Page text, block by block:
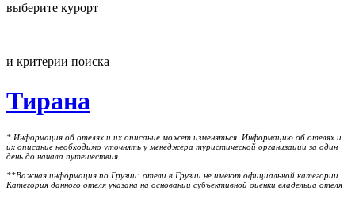
выберите курорт
и критерии поиска
Тирана
* Информация об отелях и их описание может изменяться. Информацию об отелях и
их описание необходимо уточнять у менеджера туристической организации за один
день до начала путешествия.
**Важная информация по Грузии: отели в Грузии не имеют официальной категории.
Категория данного отеля указана на основании субъективной оценки владельца отеля